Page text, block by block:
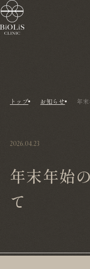
トップ お知らせ 年
2026.04.23
年末年始
て